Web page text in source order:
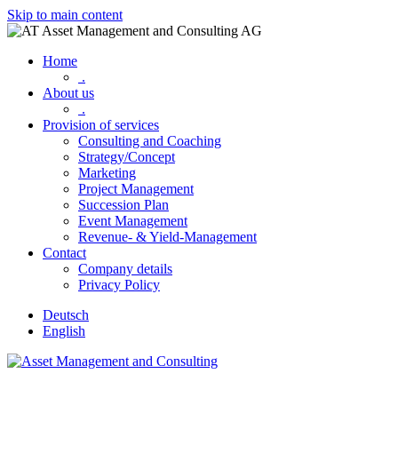
Skip to main content
Home
.
About us
.
Provision of services
Consulting and Coaching
Strategy/Concept
Marketing
Project Management
Succession Plan
Event Management
Revenue- & Yield-Management
Contact
Company details
Privacy Policy
Deutsch
English